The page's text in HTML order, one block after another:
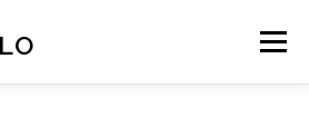
Menú